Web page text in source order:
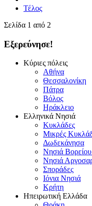
Τέλος
Σελίδα 1 από 2
Εξερεύνησε!
Κύριες πόλεις
Αθήνα
Θεσσαλονίκη
Πάτρα
Βόλος
Ηράκλειο
Ελληνικά Νησιά
Κυκλάδες
Μικρές
Δωδεκάνησα
Νησιά Βορείου
Νησιά
Σποράδες
Ιόνια Νησιά
Κρήτη
Ηπειρωτική Ελλάδα